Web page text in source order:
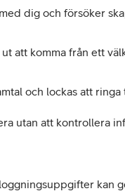
dig och försöker
att komma från ett
och lockas att
utan att kontrollera
kan